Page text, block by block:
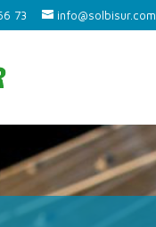
73 info@solbisur.com